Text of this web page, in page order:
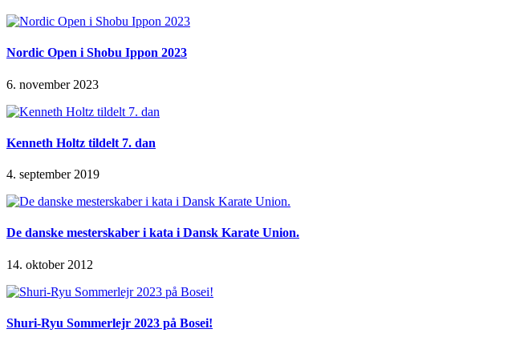
Nordic Open i Shobu Ippon 2023
6. november 2023
Kenneth Holtz tildelt 7. dan
4. september 2019
De danske mesterskaber i kata i Dansk Karate Union.
14. oktober 2012
Shuri-Ryu Sommerlejr 2023 på Bosei!